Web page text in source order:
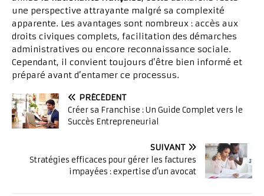
une perspective attrayante malgré sa complexité
apparente. Les avantages sont nombreux : accès aux
droits civiques complets, facilitation des démarches
administratives ou encore reconnaissance sociale.
Cependant, il convient toujours d’être bien informé et
préparé avant d’entamer ce processus.
PRÉCÉDENT
Créer sa Franchise : Un Guide Complet vers le
Succès Entrepreneurial
SUIVANT
Stratégies efficaces pour gérer les factures
impayées : expertise d’un avocat